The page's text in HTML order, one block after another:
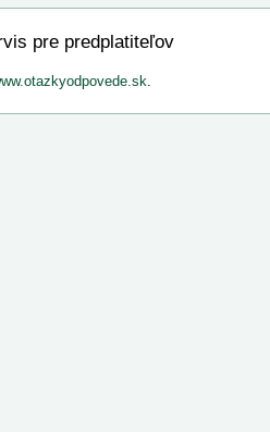
pre predplatiteľov
.